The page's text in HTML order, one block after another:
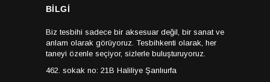
BİLGİ
Biz tesbihi sadece bir aksesuar değil, bir sanat ve
anlam olarak görüyoruz. Tesbihkenti olarak, her
taneyi özenle seçiyor, sizlerle buluşturuyoruz.
462. sokak no: 21B Haliliye Şanlıurfa